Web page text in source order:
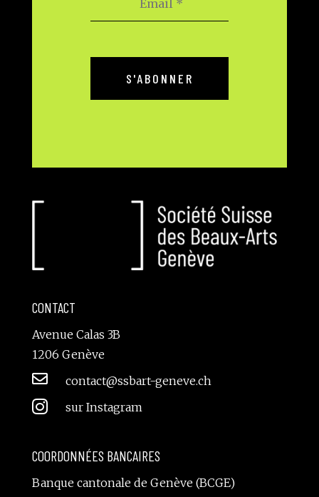
CONTACT
Avenue Calas 3B
1206 Genève
 contact@ssbart-geneve.ch
 sur Instagram
COORDONNÉES BANCAIRES
Banque cantonale de Genève (BCGE)